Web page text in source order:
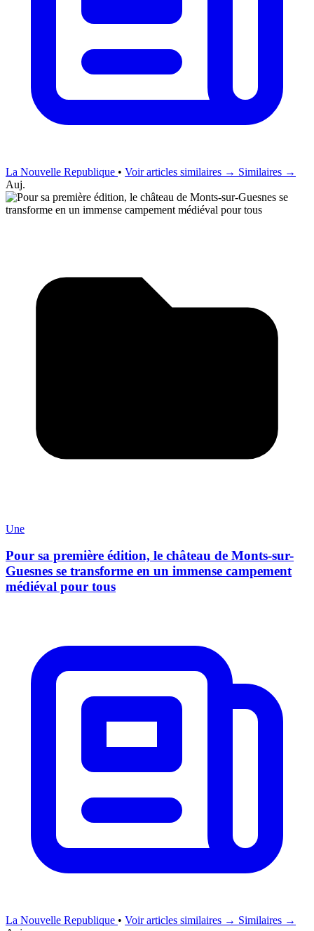
La Nouvelle Republique • Voir articles similaires → Similaires →
Auj.
Une
Pour sa première édition, le château de Monts-sur-
Guesnes se transforme en un immense campement
médiéval pour tous
La Nouvelle Republique • Voir articles similaires → Similaires →